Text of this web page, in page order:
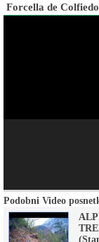
Forcella de
Podobni Video